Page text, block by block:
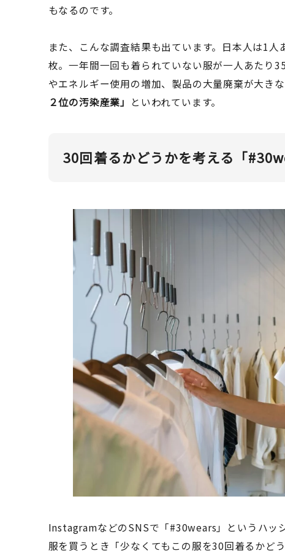
もなるのです。
また、こんな調査結果も出ています。日本人は1
枚。一年間一回も着られていない服が一人あたり
やエネルギー使用の増加、製品の大量廃棄が大き
２位の汚染産業」
といわれています。
30回着るかどうかを考える「
InstagramなどのSNSで「#30wears」というハッ
服を買うとき「少なくてもこの服を30回着るかど